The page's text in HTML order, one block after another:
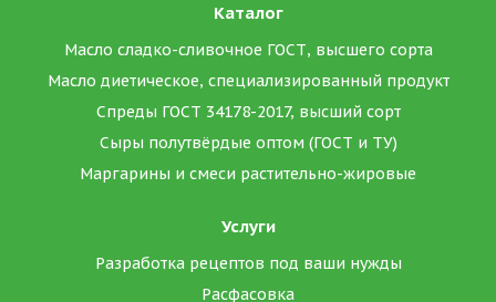
Каталог
Масло сладко-сливочное ГОСТ, высшего сорта
Масло диетическое, специализированный продукт
Спреды ГОСТ 34178-2017, высший сорт
Сыры полутвёрдые оптом (ГОСТ и ТУ)
Маргарины и смеси растительно-жировые
Услуги
Разработка рецептов под ваши нужды
Расфасовка